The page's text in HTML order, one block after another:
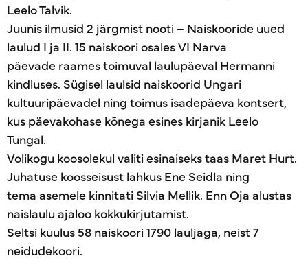
Leelo Talvik.
Juunis ilmusid 2 järgmist nooti – Naiskooride uued
laulud I ja II. 15 naiskoori osales VI Narva
päevade raames toimuval laulupäeval Hermanni
kindluses. Sügisel laulsid naiskoorid Ungari
kultuuripäevadel ning toimus isadepäeva kontsert,
kus päevakohase kõnega esines kirjanik Leelo
Tungal.
Volikogu koosolekul valiti esinaiseks taas Maret Hurt.
Juhatuse koosseisust lahkus Ene Seidla ning
tema asemele kinnitati Silvia Mellik. Enn Oja alustas
naislaulu ajaloo kokkukirjutamist.
Seltsi kuulus 58 naiskoori 1790 lauljaga, neist 7
neidudekoori.